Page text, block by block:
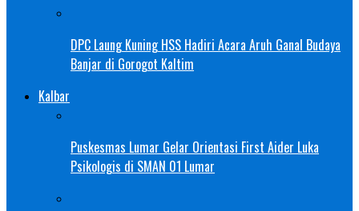
DPC Laung Kuning HSS Hadiri Acara Aruh Ganal Budaya
Banjar di Gorogot Kaltim
Kalbar
Puskesmas Lumar Gelar Orientasi First Aider Luka
Psikologis di SMAN 01 Lumar